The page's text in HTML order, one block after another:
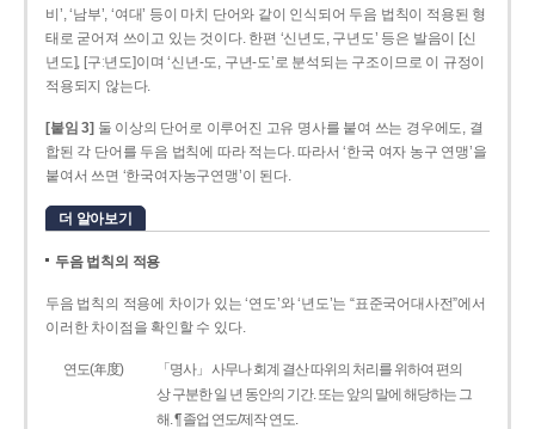
비’, ‘남부’, ‘여대’ 등이 마치 단어와 같이 인식되어 두음 법칙이 적용된 형
태로 굳어져 쓰이고 있는 것이다. 한편 ‘신년도, 구년도’ 등은 발음이 [신
년도], [구ː년도]이며 ‘신년­-도, 구년-­도’로 분석되는 구조이므로 이 규정이
적용되지 않는다.
[붙임 3] 둘 이상의 단어로 이루어진 고유 명사를 붙여 쓰는 경우에도, 결
합된 각 단어를 두음 법칙에 따라 적는다. 따라서 ‘한국 여자 농구 연맹’을
붙여서 쓰면 ‘한국여자농구연맹’이 된다.
더 알아보기
두음 법칙의 적용
두음 법칙의 적용에 차이가 있는 ‘연도’와 ‘년도’는 “표준국어대사전”에서
이러한 차이점을 확인할 수 있다.
연도(年度)
「명사」 사무나 회계 결산 따위의 처리를 위하여 편의
상 구분한 일 년 동안의 기간. 또는 앞의 말에 해당하는 그
해. ¶ 졸업 연도/제작 연도.